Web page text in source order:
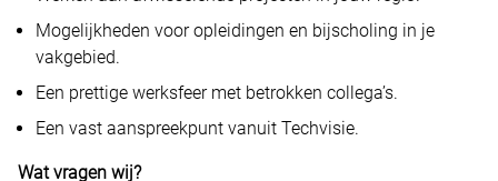
Mogelijkheden voor opleidingen en bijscholing in je
vakgebied.
Een prettige werksfeer met betrokken collega’s.
Een vast aanspreekpunt vanuit Techvisie.
Wat vragen wij?